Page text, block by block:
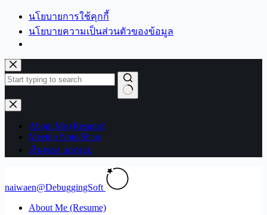
นโยบายการใช้คุกกี้
นโยบายความเป็นส่วนตัวของข้อมูล
Skip
to
content
No
results
About Me (Resume)
Meetup Note/Share
เงินทอง งอกเงย
naiwaen@DebuggingSoft
About Me (Resume)